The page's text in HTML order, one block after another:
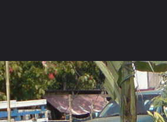
หน้าแรก รูปภาพ General พุทธ
หน้าแรก เว็บบอร์ด มีอะไร
หมวดหมู่ มีอะไรใหม่ คอลเล็